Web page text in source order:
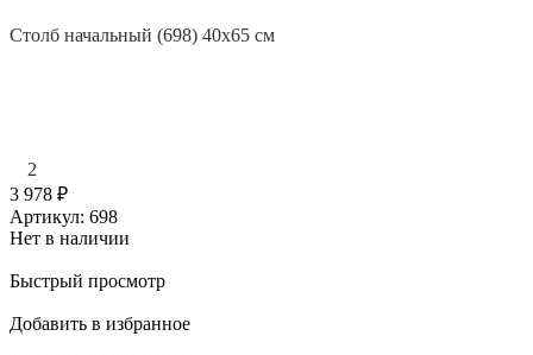
Столб начальный (698) 40x65 см
2
3 978 ₽
Артикул: 698
Нет в наличии
Быстрый просмотр
Добавить в избранное